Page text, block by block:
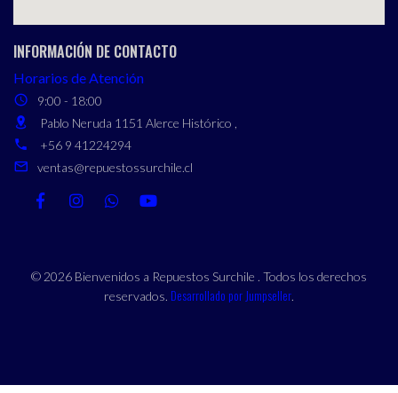
INFORMACIÓN DE CONTACTO
Horarios de Atención
9:00 - 18:00
Pablo Neruda 1151 Alerce Histórico ,
+56 9 41224294
ventas@repuestossurchile.cl
© 2026 Bienvenidos a Repuestos Surchile . Todos los derechos
reservados. Desarrollado por Jumpseller.